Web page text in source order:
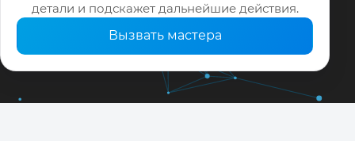
детали и подскажет дальнейшие действия.
Вызвать мастера